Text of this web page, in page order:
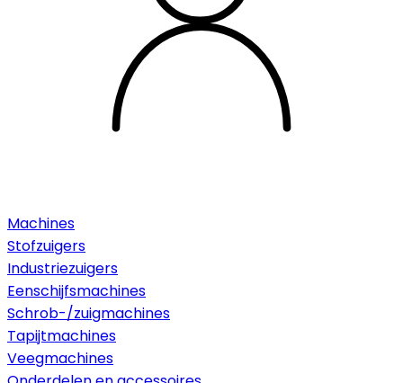
Machines
Stofzuigers
Industriezuigers
Eenschijfsmachines
Schrob-/zuigmachines
Tapijtmachines
Veegmachines